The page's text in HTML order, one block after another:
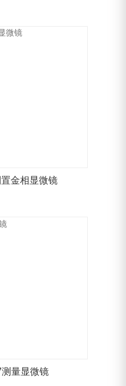
金相显微镜
量显微镜